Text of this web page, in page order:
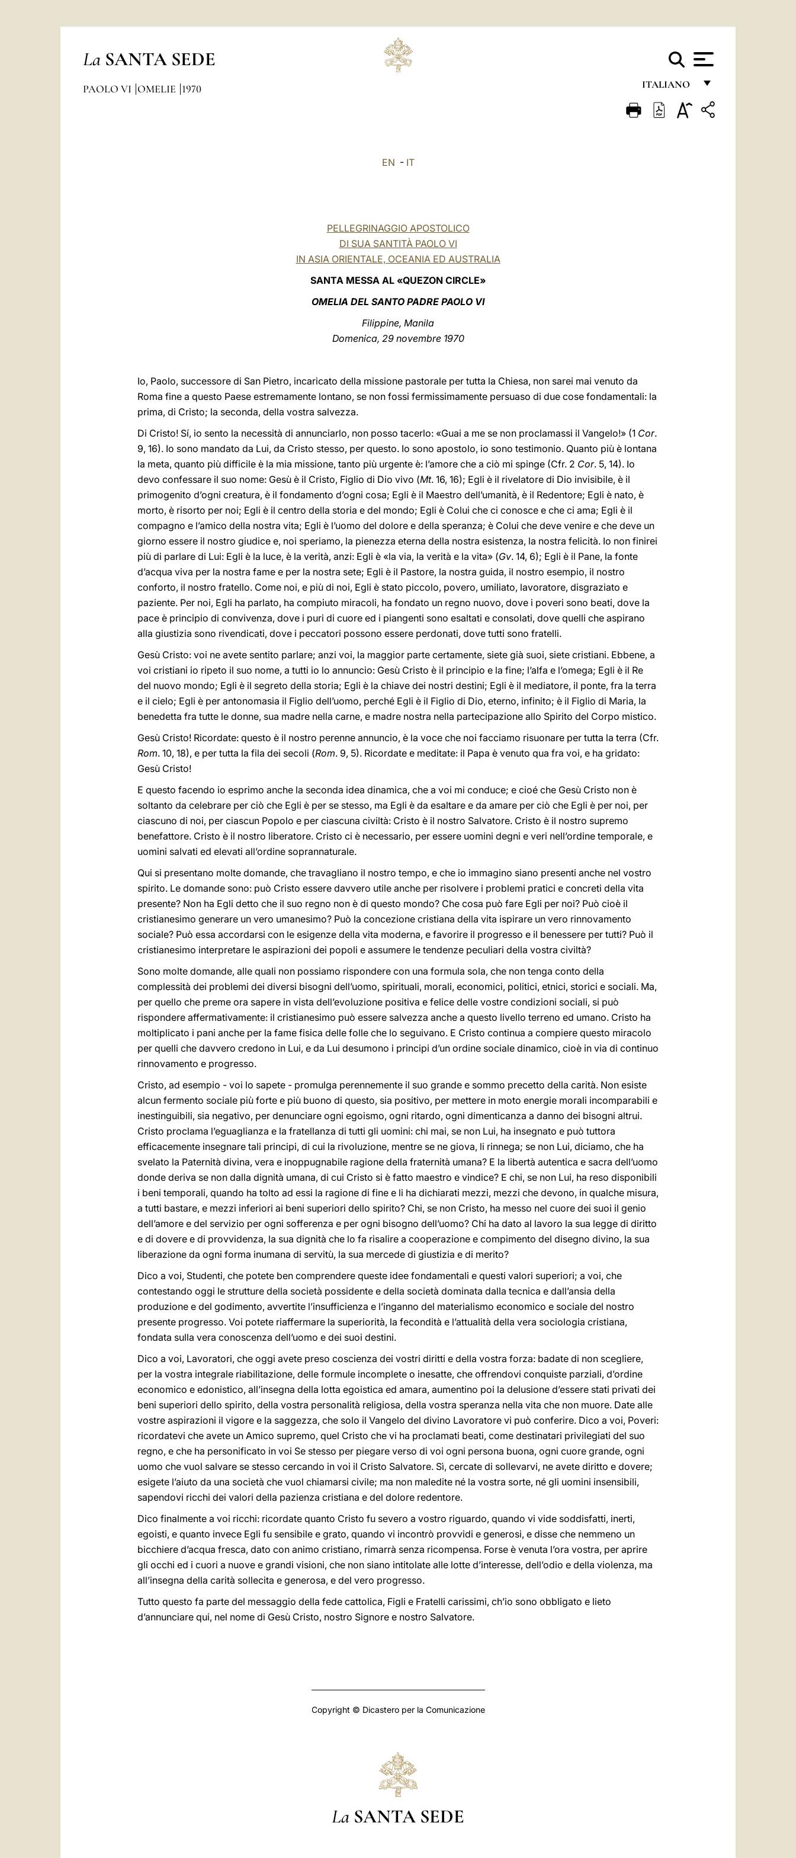
La SANTA SEDE
ITALIANO
FRANÇAIS
PAOLO VI OMELIE 1970
EN - IT
PELLEGRINAGGIO APOSTOLICO
DI SUA SANTITÀ PAOLO VI
IN ASIA ORIENTALE, OCEANIA ED AUSTRALIA
SANTA MESSA AL «QUEZON CIRCLE»
OMELIA DEL SANTO PADRE PAOLO VI
Filippine, Manila
Domenica, 29 novembre 1970
Io, Paolo, successore di San Pietro, incaricato della missione pastorale per tutta la Chiesa, non sarei mai venuto da
Roma fine a questo Paese estremamente lontano, se non fossi fermissimamente persuaso di due cose fondamentali: la
prima, di Cristo; la seconda, della vostra salvezza.
Di Cristo! Sí, io sento la necessità di annunciarlo, non posso tacerlo: «Guai a me se non proclamassi il Vangelo!» (1 Cor.
9, 16). Io sono mandato da Lui, da Cristo stesso, per questo. Io sono apostolo, io sono testimonio. Quanto più è lontana
la meta, quanto più difficile è la mia missione, tanto più urgente è: l’amore che a ciò mi spinge (Cfr. 2 Cor. 5, 14). Io
devo confessare il suo nome: Gesù è il Cristo, Figlio di Dio vivo (Mt. 16, 16); Egli è il rivelatore di Dio invisibile, è il
primogenito d’ogni creatura, è il fondamento d’ogni cosa; Egli è il Maestro dell’umanità, è il Redentore; Egli è nato, è
morto, è risorto per noi; Egli è il centro della storia e del mondo; Egli è Colui che ci conosce e che ci ama; Egli è il
compagno e l’amico della nostra vita; Egli è l’uomo del dolore e della speranza; è Colui che deve venire e che deve un
giorno essere il nostro giudice e, noi speriamo, la pienezza eterna della nostra esistenza, la nostra felicità. Io non finirei
più di parlare di Lui: Egli è la luce, è la verità, anzi: Egli è «la via, la verità e la vita» (Gv. 14, 6); Egli è il Pane, la fonte
d’acqua viva per la nostra fame e per la nostra sete; Egli è il Pastore, la nostra guida, il nostro esempio, il nostro
conforto, il nostro fratello. Come noi, e più di noi, Egli è stato piccolo, povero, umiliato, lavoratore, disgraziato e
paziente. Per noi, Egli ha parlato, ha compiuto miracoli, ha fondato un regno nuovo, dove i poveri sono beati, dove la
pace è principio di convivenza, dove i puri di cuore ed i piangenti sono esaltati e consolati, dove quelli che aspirano
alla giustizia sono rivendicati, dove i peccatori possono essere perdonati, dove tutti sono fratelli.
Gesù Cristo: voi ne avete sentito parlare; anzi voi, la maggior parte certamente, siete già suoi, siete cristiani. Ebbene, a
voi cristiani io ripeto il suo nome, a tutti io lo annuncio: Gesù Cristo è il principio e la fine; l’alfa e l’omega; Egli è il Re
del nuovo mondo; Egli è il segreto della storia; Egli è la chiave dei nostri destini; Egli è il mediatore, il ponte, fra la terra
e il cielo; Egli è per antonomasia il Figlio dell’uomo, perché Egli è il Figlio di Dio, eterno, infinito; è il Figlio di Maria, la
benedetta fra tutte le donne, sua madre nella carne, e madre nostra nella partecipazione allo Spirito del Corpo mistico.
Gesù Cristo! Ricordate: questo è il nostro perenne annuncio, è la voce che noi facciamo risuonare per tutta la terra (Cfr.
Rom. 10, 18), e per tutta la fila dei secoli (Rom. 9, 5). Ricordate e meditate: il Papa è venuto qua fra voi, e ha gridato:
Gesù Cristo!
E questo facendo io esprimo anche la seconda idea dinamica, che a voi mi conduce; e cioé che Gesù Cristo non è
soltanto da celebrare per ciò che Egli è per se stesso, ma Egli è da esaltare e da amare per ciò che Egli è per noi, per
ciascuno di noi, per ciascun Popolo e per ciascuna civiltà: Cristo è il nostro Salvatore. Cristo è il nostro supremo
benefattore. Cristo è il nostro liberatore. Cristo ci è necessario, per essere uomini degni e veri nell’ordine temporale, e
uomini salvati ed elevati all’ordine soprannaturale.
Qui si presentano molte domande, che travagliano il nostro tempo, e che io immagino siano presenti anche nel vostro
spirito. Le domande sono: può Cristo essere davvero utile anche per risolvere i problemi pratici e concreti della vita
presente? Non ha Egli detto che il suo regno non è di questo mondo? Che cosa può fare Egli per noi? Può cioè il
cristianesimo generare un vero umanesimo? Può la concezione cristiana della vita ispirare un vero rinnovamento
sociale? Può essa accordarsi con le esigenze della vita moderna, e favorire il progresso e il benessere per tutti? Può il
cristianesimo interpretare le aspirazioni dei popoli e assumere le tendenze peculiari della vostra civiltà?
Sono molte domande, alle quali non possiamo rispondere con una formula sola, che non tenga conto della
complessità dei problemi dei diversi bisogni dell’uomo, spirituali, morali, economici, politici, etnici, storici e sociali. Ma,
per quello che preme ora sapere in vista dell’evoluzione positiva e felice delle vostre condizioni sociali, si può
rispondere affermativamente: il cristianesimo può essere salvezza anche a questo livello terreno ed umano. Cristo ha
moltiplicato i pani anche per la fame fisica delle folle che lo seguivano. E Cristo continua a compiere questo miracolo
per quelli che davvero credono in Lui, e da Lui desumono i principi d’un ordine sociale dinamico, cioè in via di continuo
rinnovamento e progresso.
Cristo, ad esempio - voi lo sapete - promulga perennemente il suo grande e sommo precetto della carità. Non esiste
alcun fermento sociale più forte e più buono di questo, sia positivo, per mettere in moto energie morali incomparabili e
inestinguibili, sia negativo, per denunciare ogni egoismo, ogni ritardo, ogni dimenticanza a danno dei bisogni altrui.
Cristo proclama l’eguaglianza e la fratellanza di tutti gli uomini: chi mai, se non Lui, ha insegnato e può tuttora
efficacemente insegnare tali principi, di cui la rivoluzione, mentre se ne giova, li rinnega; se non Lui, diciamo, che ha
svelato la Paternità divina, vera e inoppugnabile ragione della fraternità umana? E la libertà autentica e sacra dell’uomo
donde deriva se non dalla dignità umana, di cui Cristo si è fatto maestro e vindice? E chi, se non Lui, ha reso disponibili
i beni temporali, quando ha tolto ad essi la ragione di fine e li ha dichiarati mezzi, mezzi che devono, in qualche misura,
a tutti bastare, e mezzi inferiori ai beni superiori dello spirito? Chi, se non Cristo, ha messo nel cuore dei suoi il genio
dell’amore e del servizio per ogni sofferenza e per ogni bisogno dell’uomo? Chi ha dato al lavoro la sua legge di diritto
e di dovere e di provvidenza, la sua dignità che lo fa risalire a cooperazione e compimento del disegno divino, la sua
liberazione da ogni forma inumana di servitù, la sua mercede di giustizia e di merito?
Dico a voi, Studenti, che potete ben comprendere queste idee fondamentali e questi valori superiori; a voi, che
contestando oggi le strutture della società possidente e della società dominata dalla tecnica e dall’ansia della
produzione e del godimento, avvertite l’insufficienza e l’inganno del materialismo economico e sociale del nostro
presente progresso. Voi potete riaffermare la superiorità, la fecondità e l’attualità della vera sociologia cristiana,
fondata sulla vera conoscenza dell’uomo e dei suoi destini.
Dico a voi, Lavoratori, che oggi avete preso coscienza dei vostri diritti e della vostra forza: badate di non scegliere,
per la vostra integrale riabilitazione, delle formule incomplete o inesatte, che offrendovi conquiste parziali, d’ordine
economico e edonistico, all’insegna della lotta egoistica ed amara, aumentino poi la delusione d’essere stati privati dei
beni superiori dello spirito, della vostra personalità religiosa, della vostra speranza nella vita che non muore. Date alle
vostre aspirazioni il vigore e la saggezza, che solo il Vangelo del divino Lavoratore vi può conferire. Dico a voi, Poveri:
ricordatevi che avete un Amico supremo, quel Cristo che vi ha proclamati beati, come destinatari privilegiati del suo
regno, e che ha personificato in voi Se stesso per piegare verso di voi ogni persona buona, ogni cuore grande, ogni
uomo che vuol salvare se stesso cercando in voi il Cristo Salvatore. Sì, cercate di sollevarvi, ne avete diritto e dovere;
esigete l’aiuto da una società che vuol chiamarsi civile; ma non maledite né la vostra sorte, né gli uomini insensibili,
sapendovi ricchi dei valori della pazienza cristiana e del dolore redentore.
Dico finalmente a voi ricchi: ricordate quanto Cristo fu severo a vostro riguardo, quando vi vide soddisfatti, inerti,
egoisti, e quanto invece Egli fu sensibile e grato, quando vi incontrò provvidi e generosi, e disse che nemmeno un
bicchiere d’acqua fresca, dato con animo cristiano, rimarrà senza ricompensa. Forse è venuta l’ora vostra, per aprire
gli occhi ed i cuori a nuove e grandi visioni, che non siano intitolate alle lotte d’interesse, dell’odio e della violenza, ma
all’insegna della carità sollecita e generosa, e del vero progresso.
Tutto questo fa parte del messaggio della fede cattolica, Figli e Fratelli carissimi, ch’io sono obbligato e lieto
d’annunciare qui, nel nome di Gesù Cristo, nostro Signore e nostro Salvatore.
Copyright © Dicastero per la Comunicazione
La SANTA SEDE